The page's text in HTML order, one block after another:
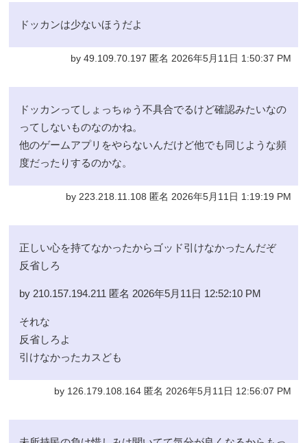
ドッカンは少ないほうだよ
by 49.109.70.197 匿名 2026年5月11日 1:50:37 PM
ドッカンってしょっちゅう不具合でるけど確認みたいなの
ってしないものなのかね。
他のゲームアプリをやらないんだけど他でも同じような頻
度だったりするのかな。
by 223.218.11.108 匿名 2026年5月11日 1:19:19 PM
正しい心を持てなかったからゴッド引けなかったんだぞ
反省しろ
by 210.157.194.211 匿名 2026年5月11日 12:52:10 PM
それな
反省しろよ
引けなかったカスども
by 126.179.108.164 匿名 2026年5月11日 12:56:07 PM